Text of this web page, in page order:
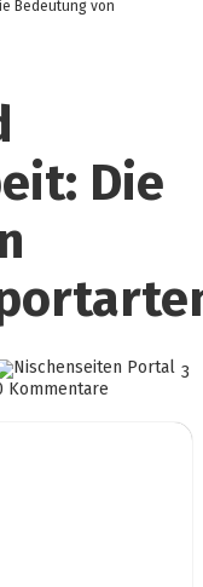
Bedeutung von
Die
3
Kommentare